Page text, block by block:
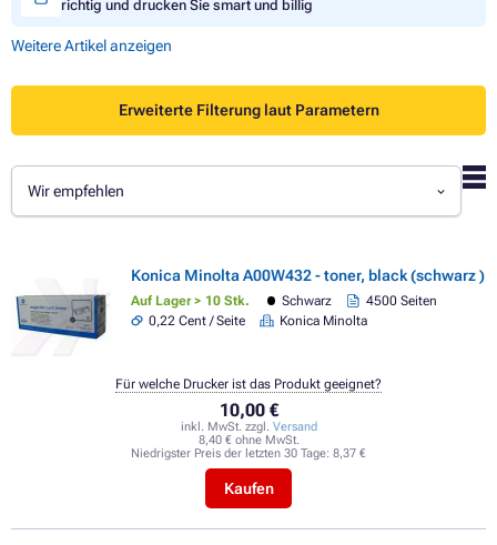
richtig und drucken Sie smart und billig
Weitere Artikel anzeigen
Erweiterte Filterung laut Parametern
Wir empfehlen
Konica Minolta A00W432 - toner, black (schwarz )
Auf Lager > 10 Stk. Schwarz
4500 Seiten
0,22 Cent / Seite
Konica Minolta
10,00 €
inkl. MwSt. zzgl. Versand
8,40 € ohne MwSt.
Niedrigster Preis der letzten 30 Tage: 8,37 €
Kaufen
Für welche Drucker ist das Produkt geeignet?